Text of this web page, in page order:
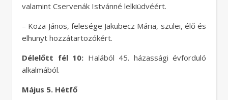
valamint Cservenák Istvánné lelkiüdvéért.
– Koza János, felesége Jakubecz Mária, szülei, élő és
elhunyt hozzátartozókért.
Délelőtt fél 10: Halából 45. házassági évforduló
alkalmából.
Május 5. Hétfő